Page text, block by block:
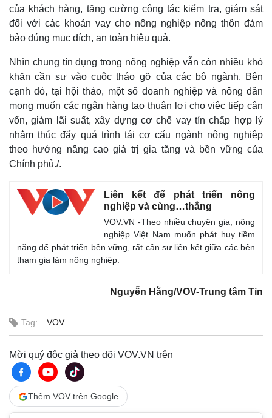
của khách hàng, tăng cường công tác kiểm tra, giám sát
đối với các khoản vay cho nông nghiệp nông thôn đảm
bảo đúng mục đích, an toàn hiệu quả.
Nhìn chung tín dụng trong nông nghiệp vẫn còn nhiều khó
khăn cần sự vào cuộc tháo gỡ của các bộ ngành. Bên
cạnh đó, tại hội thảo, một số doanh nghiệp và nông dân
mong muốn các ngân hàng tạo thuận lợi cho việc tiếp cận
vốn, giảm lãi suất, xây dựng cơ chế vay tín chấp hợp lý
nhằm thúc đẩy quá trình tái cơ cấu ngành nông nghiệp
theo hướng nâng cao giá trị gia tăng và bền vững của
Chính phủ./.
Liên kết để phát triển nông
nghiệp và cùng…thắng
VOV.VN -Theo nhiều chuyên gia, nông
nghiệp Việt Nam muốn phát huy tiềm
năng để phát triển bền vững, rất cần sự liên kết giữa các bên
tham gia làm nông nghiệp.
Nguyễn Hằng/VOV-Trung tâm Tin
Tag: VOV
Mời quý độc giả theo dõi VOV.VN trên
Thêm VOV trên Google